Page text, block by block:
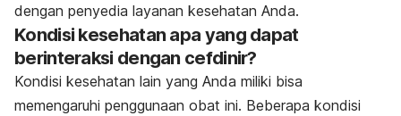
dengan penyedia layanan kesehatan Anda.
Kondisi kesehatan apa yang dapat
berinteraksi dengan cefdinir?
Kondisi kesehatan lain yang Anda miliki bisa
memengaruhi penggunaan obat ini. Beberapa kondisi